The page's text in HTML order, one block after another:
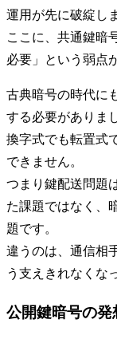
運用が先に破綻し
ここに、共通鍵暗
必要」という弱点
古典暗号の時代に
する必要がありま
換字式でも転置式
できません。
つまり鍵配送問題
た課題ではなく、
題です。
違うのは、通信相
う支えきれなくな
公開鍵暗号の発